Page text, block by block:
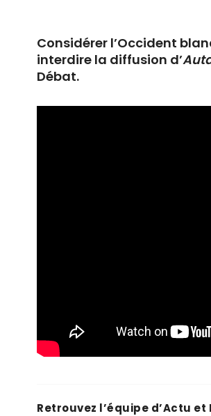
Considérer l’Occident
interdire la diffusion d’
Débat.
Retrouvez l’équipe d’Actu